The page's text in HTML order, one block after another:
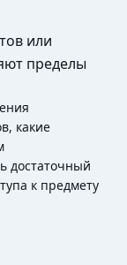
или
пределы
какие
достаточный
к предмету